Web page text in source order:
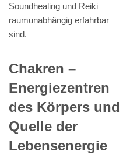
Soundhealing und Reiki
raumunabhängig erfahrbar
sind.
Chakren –
Energiezentren
des Körpers und
Quelle der
Lebensenergie